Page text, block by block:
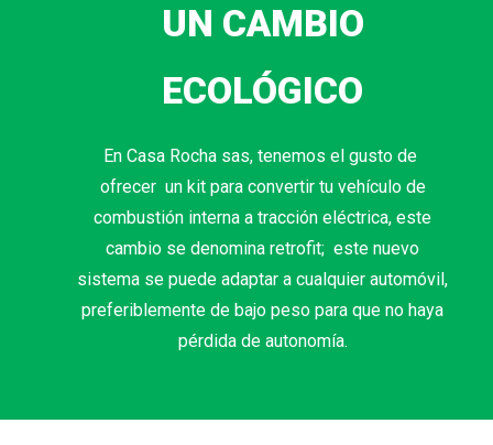
UN CAMBIO
ECOLÓGICO
En Casa Rocha sas, tenemos el gusto de
ofrecer un kit para convertir tu vehículo de
combustión interna a tracción eléctrica, este
cambio se denomina retrofit; este nuevo
sistema se puede adaptar a cualquier automóvil,
preferiblemente de bajo peso para que no haya
pérdida de autonomía.